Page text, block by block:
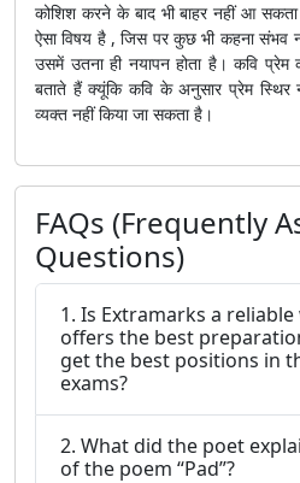
कोशिश करने के बाद भी बाहर नहीं आ
ऐसा विषय है , जिस पर कुछ भी कहना संभव
उसमें उतना ही नयापन होता है। कवि
बताते हैं क्यूंकि कवि के अनुसार प्रेम स्थिर
व्यक्त नहीं किया जा सकता है।
FAQs (Frequently
Questions)
1. Is Extramarks a
offers the best
get the best positions in
exams?
2. What did the poet
of the poem “Pad”?